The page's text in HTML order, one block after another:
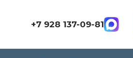
+7 928 137-09-81